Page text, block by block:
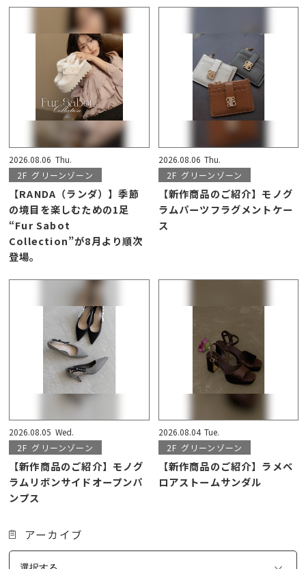
2026.08.06 Thu.
2F グリーンゾーン
【RANDA（ランダ）】季節
の境目を楽しむための1足
“Fur Sabot
Collection”が8月より順次
登場。
2026.08.06 Thu.
2F グリーンゾーン
【新作商品のご紹介】モノグ
ラムパーツフラグメントケー
ス
2026.08.05 Wed.
2F グリーンゾーン
【新作商品のご紹介】モノグ
ラムリボンサイドオープンパ
ンプス
2026.08.04 Tue.
2F グリーンゾーン
【新作商品のご紹介】ラメベ
ロアストームサンダル
アーカイブ